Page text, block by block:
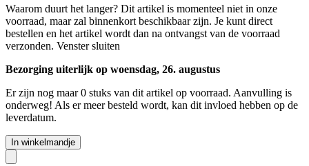
Waarom duurt het langer? Dit artikel is momenteel niet in onze
voorraad, maar zal binnenkort beschikbaar zijn. Je kunt direct
bestellen en het artikel wordt dan na ontvangst van de voorraad
verzonden. Venster sluiten
Bezorging uiterlijk op woensdag, 26. augustus
Er zijn nog maar 0 stuks van dit artikel op voorraad. Aanvulling is
onderweg! Als er meer besteld wordt, kan dit invloed hebben op de
leverdatum.
In winkelmandje